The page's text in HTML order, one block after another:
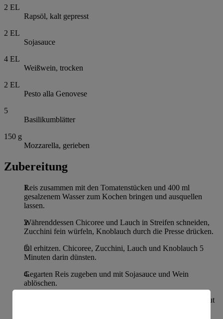
2 EL
Rapsöl, kalt gepresst
2 EL
Sojasauce
4 EL
Weißwein, trocken
2 EL
Pesto alla Genovese
5
Basilikumblätter
150 g
Mozzarella, gerieben
Zubereitung
Reis zusammen mit den Tomatenstücken und 400 ml
gesalzenem Wasser zum Kochen bringen und ausquellen
lassen.
Währenddessen Chicoree und Lauch in Streifen schneiden,
Zucchini fein würfeln, Knoblauch durch die Presse drücken.
Öl erhitzen. Chicoree, Zucchini, Lauch und Knoblauch 5
Minuten darin dünsten.
Gegarten Reis zugeben und mit Sojasauce und Wein
ablöschen.
Pesto unterheben und mit Basilikum und Mozzarella bestreut